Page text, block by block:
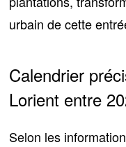
urbain de cette
Calendrier
Lorient entre
Selon les